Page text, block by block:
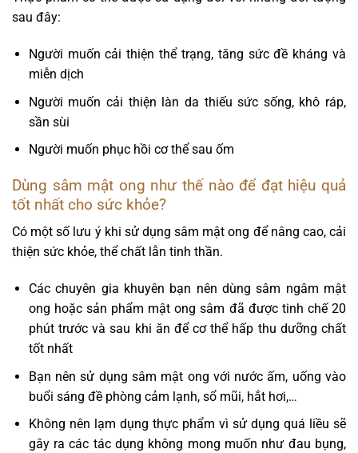
sau đây:
Người muốn cải thiện thể trạng, tăng sức đề kháng và
miễn dịch
Người muốn cải thiện làn da thiếu sức sống, khô ráp,
sần sùi
Người muốn phục hồi cơ thể sau ốm
Dùng sâm mật ong như thế nào để đạt hiệu quả
tốt nhất cho sức khỏe?
Có một số lưu ý khi sử dụng sâm mật ong để nâng cao, cải
thiện sức khỏe, thể chất lẫn tinh thần.
Các chuyên gia khuyên bạn nên dùng sâm ngâm mật
ong hoặc sản phẩm mật ong sâm đã được tinh chế 20
phút trước và sau khi ăn để cơ thể hấp thu dưỡng chất
tốt nhất
Bạn nên sử dụng sâm mật ong với nước ấm, uống vào
buổi sáng đề phòng cảm lạnh, sổ mũi, hắt hơi,…
Không nên lạm dụng thực phẩm vì sử dụng quá liều sẽ
gây ra các tác dụng không mong muốn như đau bụng,